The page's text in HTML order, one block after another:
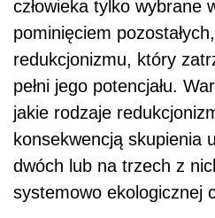
człowieka tylko wybrane
pominięciem
redukcjonizmu, który
pełni jego potencjału.
jakie rodzaje
konsekwencją skupienia
dwóch lub na trzech z
systemowo ekologicznej